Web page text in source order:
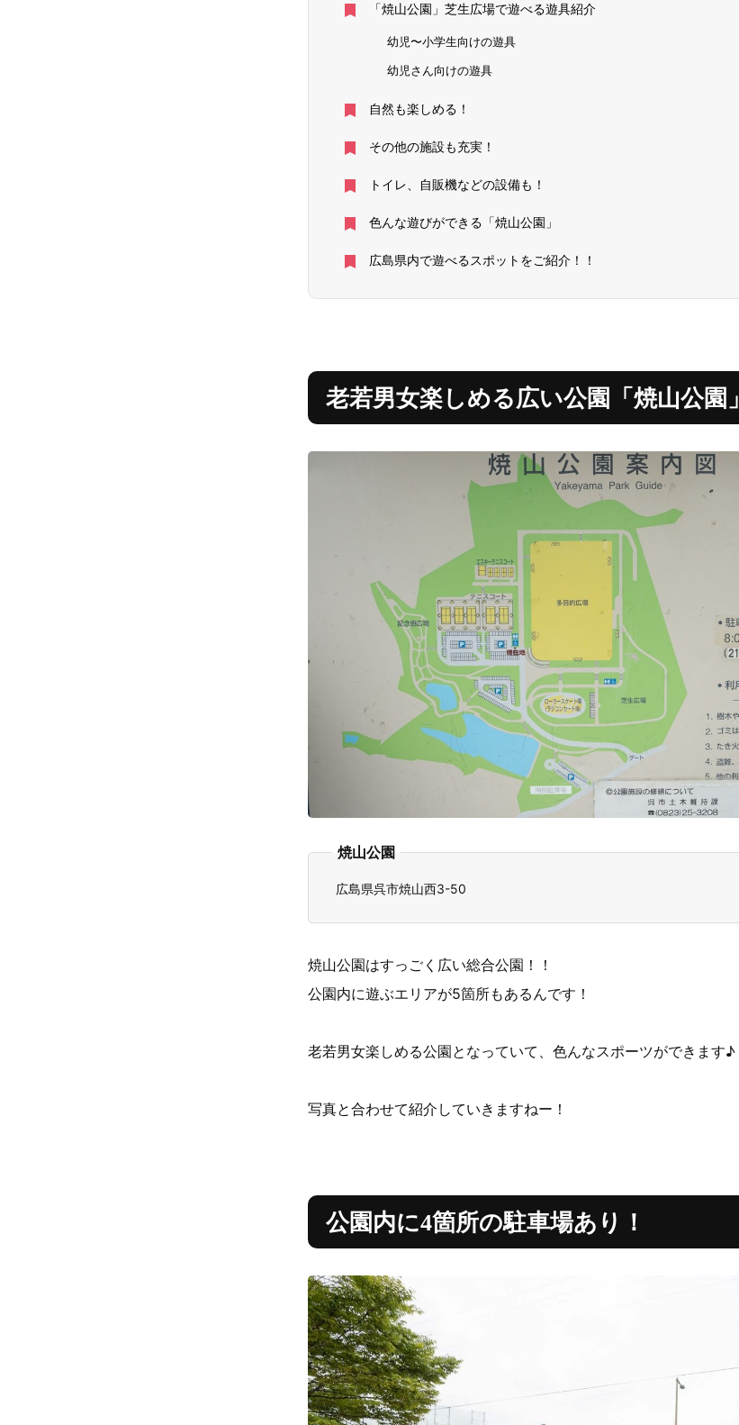
「焼山公園」芝生広場で遊べる遊具紹介
幼児〜小学生向けの遊具
幼児さん向けの遊具
自然も楽しめる！
その他の施設も充実！
トイレ、自販機などの設備も！
色んな遊びができる「焼山公園」
広島県内で遊べるスポットをご紹介！！
老若男女楽しめる広い公園「焼山公園」
焼山公園
広島県呉市焼山西3-50
焼山公園はすっごく広い総合公園！！
公園内に遊ぶエリアが5箇所もあるんです！
老若男女楽しめる公園となっていて、色んなスポーツができます♪
写真と合わせて紹介していきますねー！
公園内に4箇所の駐車場あり！